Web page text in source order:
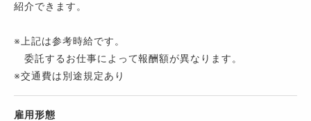
紹介できます。
※上記は参考時給です。
委託するお仕事によって報酬額が異なります。
※交通費は別途規定あり
雇用形態